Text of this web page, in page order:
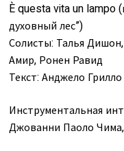
È questa vita un lampo
духовный лес”)
Солисты: Талья
Амир, Ронен Равид
Текст: Анджело Грилло
Инструментальная
Джованни Паоло